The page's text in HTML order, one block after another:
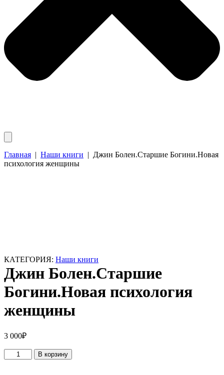
Главная | Наши книги | Джин Болен.Старшие Богини.Новая
психология женщины
КАТЕГОРИЯ: Наши книги
Джин Болен.Старшие
Богини.Новая психология
женщины
3 000₽
Количество
товара
В корзину